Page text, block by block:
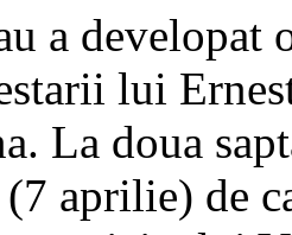
a developat
lui
La doua
aprilie) de